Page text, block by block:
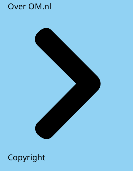
Over OM.nl
Copyright